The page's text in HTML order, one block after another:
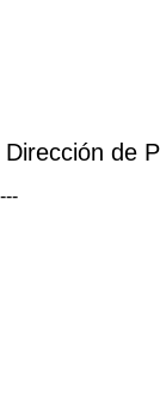
Dirección de
---